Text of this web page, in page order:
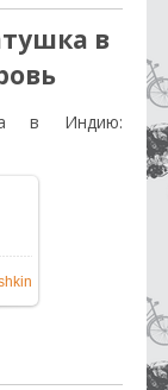
в
в Индию: